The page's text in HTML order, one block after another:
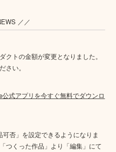
／／
クトの金額が変更となりました。
さい。
式アプリを今すぐ無料でダウンロ
否」を設定できるようになりま
つくった作品」より「編集」にて